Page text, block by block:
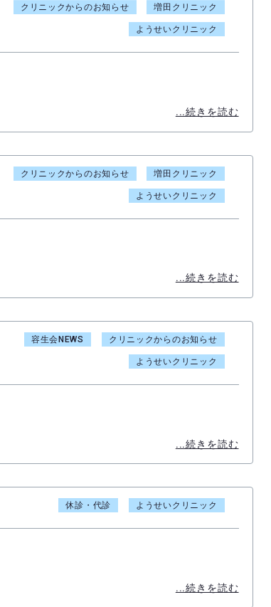
クリニックからのお知らせ 増田クリニック
ようせいクリニック
...続きを読む
クリニックからのお知らせ 増田クリニック
ようせいクリニック
...続きを読む
容生会NEWS クリニックからのお知らせ
ようせいクリニック
...続きを読む
休診・代診 ようせいクリニック
...続きを読む